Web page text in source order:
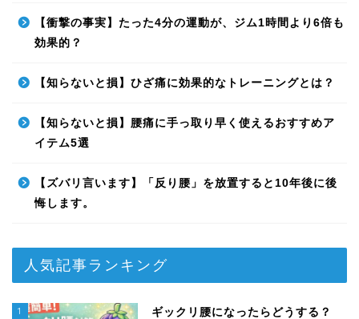
【衝撃の事実】たった4分の運動が、ジム1時間より6倍も
効果的？
【知らないと損】ひざ痛に効果的なトレーニングとは？
【知らないと損】腰痛に手っ取り早く使えるおすすめア
イテム5選
【ズバリ言います】「反り腰」を放置すると10年後に後
悔します。
人気記事ランキング
1 ギックリ腰になったらどうする？